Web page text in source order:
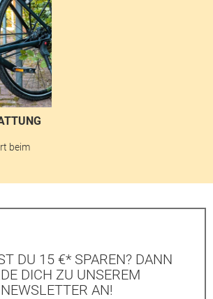
beim
DU 15 €* SPAREN? DANN
DICH ZU UNSEREM
NEWSLETTER AN!